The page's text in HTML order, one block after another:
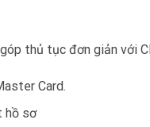
thủ tục đơn giản với
Card.
hồ sơ